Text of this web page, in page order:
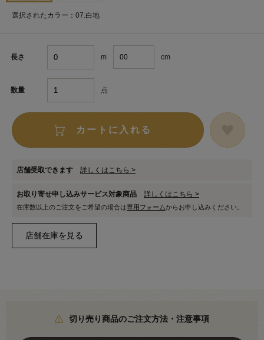
選択されたカラー：07.白地
長さ m cm
数量 点
カートに入れる
店舗受取できます 詳しくはこちら >
お取り寄せ申し込みサービス対象商品 詳しくはこちら >
在庫数以上のご注文をご希望の場合は専用フォームからお申し込みください。
切り売り商品のご注文方法・注意事項